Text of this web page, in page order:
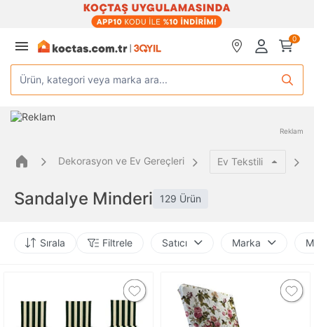
0
Ürün, kategori veya marka ara...
Reklam
Dekorasyon ve Ev Gereçleri Ev Tekstili
Sandalye Minderi 129 Ürün
Sırala Filtrele Satıcı Marka